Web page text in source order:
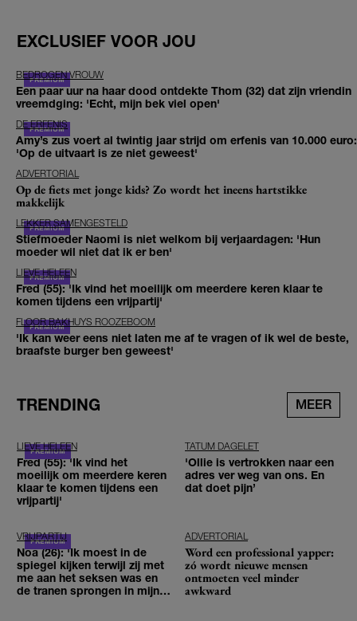
EXCLUSIEF VOOR JOU
BEDROGEN VROUW
Een paar uur na haar dood ontdekte Thom (32) dat zijn vriendin
vreemdging: 'Echt, mijn bek viel open'
DE ERFENIS
Amy’s zus voert al twintig jaar strijd om erfenis van 10.000 euro:
'Op de uitvaart is ze niet geweest'
ADVERTORIAL
Op de fiets met jonge kids? Zo wordt het ineens hartstikke
makkelijk
LEKKER SAMENGESTELD
Stiefmoeder Naomi is niet welkom bij verjaardagen: 'Hun
moeder wil niet dat ik er ben'
LIEVE HELEEN
Fred (55): 'Ik vind het moeilijk om meerdere keren klaar te
komen tijdens een vrijpartij'
FLOOR BAKHUYS ROOZEBOOM
'Ik kan weer eens niet laten me af te vragen of ik wel de beste,
braafste burger ben geweest'
TRENDING MEER
LIEVE HELEEN
Fred (55): 'Ik vind het
moeilijk om meerdere keren
klaar te komen tijdens een
vrijpartij'
TATUM DAGELET
'Ollie is vertrokken naar een
adres ver weg van ons. En
dat doet pijn’
VRIJPARTIJ
Noa (26): 'Ik moest in de
spiegel kijken terwijl zij met
me aan het seksen was en
de tranen sprongen in mijn
ADVERTORIAL
Word een professional yapper:
zó wordt nieuwe mensen
ontmoeten veel minder
awkward